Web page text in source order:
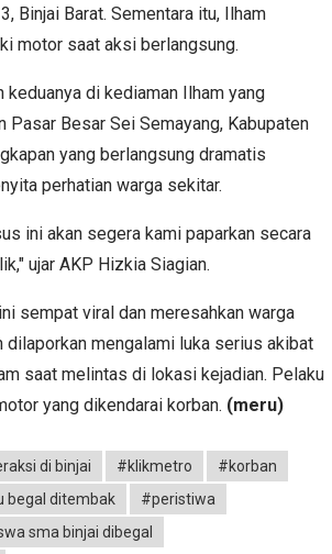
Binjai Barat. Sementara itu, Ilham
motor saat aksi berlangsung.
keduanya di kediaman Ilham yang
Pasar Besar Sei Semayang, Kabupaten
yang berlangsung dramatis
perhatian warga sekitar.
ini akan segera kami paparkan secara
ujar AKP Hizkia Siagian.
sempat viral dan meresahkan warga
dilaporkan mengalami luka serius akibat
saat melintas di lokasi kejadian. Pelaku
yang dikendarai korban. (meru)
di binjai #klikmetro
#korban
begal ditembak
#peristiwa
sma binjai dibegal